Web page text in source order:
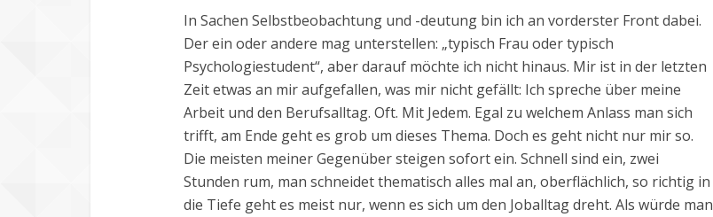
In Sachen Selbstbeobachtung und -deutung bin ich an vorderster Front dabei.
Der ein oder andere mag unterstellen: „typisch Frau oder typisch
Psychologiestudent“, aber darauf möchte ich nicht hinaus. Mir ist in der letzten
Zeit etwas an mir aufgefallen, was mir nicht gefällt: Ich spreche über meine
Arbeit und den Berufsalltag. Oft. Mit Jedem. Egal zu welchem Anlass man sich
trifft, am Ende geht es grob um dieses Thema. Doch es geht nicht nur mir so.
Die meisten meiner Gegenüber steigen sofort ein. Schnell sind ein, zwei
Stunden rum, man schneidet thematisch alles mal an, oberflächlich, so richtig in
die Tiefe geht es meist nur, wenn es sich um den Joballtag dreht. Als würde man